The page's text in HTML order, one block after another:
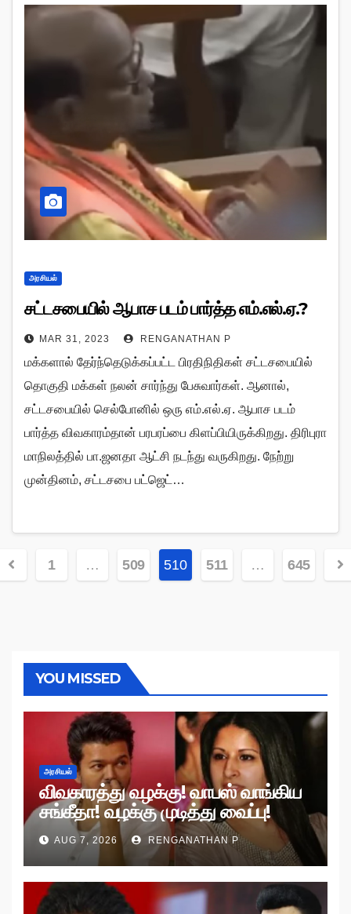
அரசியல்
சட்டசபையில் ஆபாச படம் பார்த்த எம்.எல்.ஏ.?
MAR 31, 2023 RENGANATHAN P
மக்களால் தேர்ந்தெடுக்கப்பட்ட பிரதிநிதிகள் சட்டசபையில்
தொகுதி மக்கள் நலன் சார்ந்து பேசுவார்கள். ஆனால்,
சட்டசபையில் செல்போனில் ஒரு எம்.எல்.ஏ. ஆபாச படம்
பார்த்த விவகாரம்தான் பரபரப்பை கிளப்பியிருக்கிறது. திரிபுரா
மாநிலத்தில் பா.ஜனதா ஆட்சி நடந்து வருகிறது. நேற்று
முன்தினம், சட்டசபை பட்ஜெட்…
1 … 509 510 511 … 645
YOU MISSED
அரசியல்
விவகாரத்து வழக்கு! வாபஸ் வாங்கிய
சங்கீதா! வழக்கு முடித்து வைப்பு!
AUG 7, 2026 RENGANATHAN P